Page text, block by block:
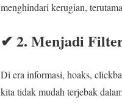
menghindari kerugian,
✔ 2. Menjadi
Di era informasi, hoaks,
kita tidak mudah terjebak